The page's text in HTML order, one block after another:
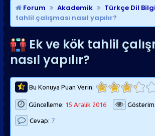
KISAYOLLAR
Forum Akademik Türkçe Dil
tahlil çalışması nasıl yapılır?
Ek ve kök tahlil
nasıl yapılır?
Bu Konuya Puan Verin:
Güncelleme: 15 Aralık 2016 Gösterim:
Cevap: 7